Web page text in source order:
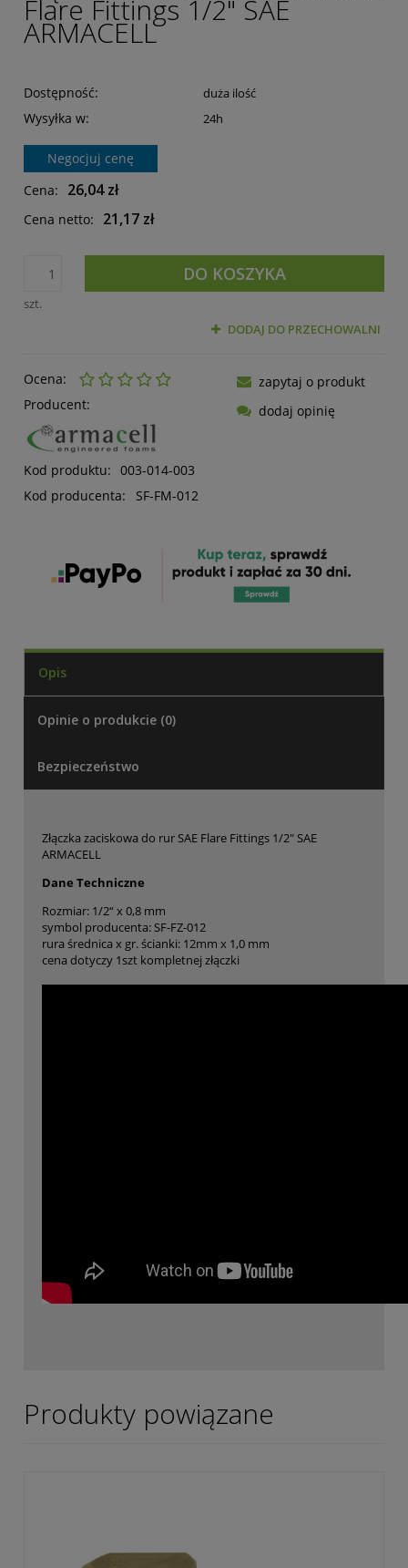
Flare Fittings 1/2" SAE
ARMACELL
Dostępność: duża ilość
Wysyłka w: 24h
Negocjuj cenę
Cena:
26,04 zł
Cena netto: 21,17 zł
szt.
DO KOSZYKA
DODAJ DO PRZECHOWALNI
Ocena:
Producent:
Kod produktu: 003-014-003
Kod producenta:
SF-FM-012
zapytaj o produkt
dodaj opinię
Opis
Opinie o produkcie (0)
Bezpieczeństwo
Złączka zaciskowa do rur SAE Flare Fittings 1/2" SAE
ARMACELL
Dane Techniczne
Rozmiar: 1/2“ x 0,8 mm
symbol producenta: SF-FZ-012
rura średnica x gr. ścianki: 12mm x 1,0 mm
cena dotyczy 1szt kompletnej złączki
Produkty powiązane